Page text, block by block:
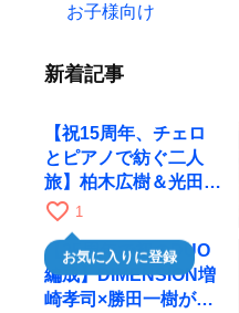
お子様向け
新着記事
【祝15周年、チェロ
とピアノで紡ぐ二人
旅】柏木広樹＆光田健
一が11月12日に京都
RAGへ
favorite_border 1
お気に入りに登録
【35周年で初のDUO
編成】DIMENSION増
崎孝司×勝田一樹が10